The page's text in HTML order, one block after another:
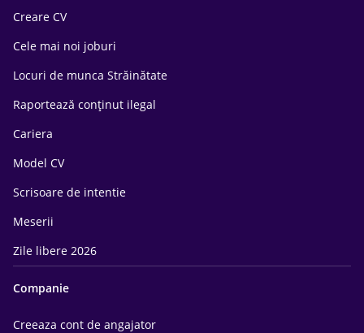
Creare CV
Cele mai noi joburi
Locuri de munca Străinătate
Raportează conținut ilegal
Cariera
Model CV
Scrisoare de intentie
Meserii
Zile libere 2026
Companie
Creeaza cont de angajator